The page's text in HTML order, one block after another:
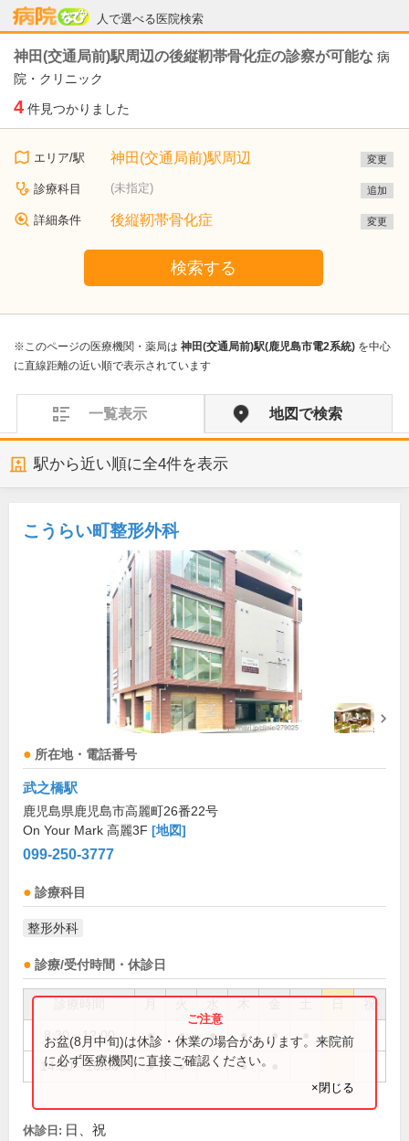
人で選べる医院検索
病院なび
神田(交通局前)駅周辺の後縦靭帯骨化症の診察が可能な 病
院・クリニック
4 件見つかりました
エリア/駅 神田(交通局前)駅周辺 変更
診療科目 (未指定) 追加
詳細条件 後縦靭帯骨化症 変更
検索する
※このページの医療機関・薬局は 神田(交通局前)駅(鹿児島市電2系統) を中心
に直線距離の近い順で表示されています
一覧表示 地図で検索
駅から近い順に全4件を表示
こうらい町整形外科
所在地・電話番号
武之橋駅
鹿児島県鹿児島市高麗町26番22号
On Your Mark 高麗3F [地図]
099-250-3777
診療科目
整形外科
診療/受付時間・休診日
祝
8:30～12:00 ● ● ● ● ●
14:30～18:00 ● ● ●
お盆(8月中旬)は休診・休業の場合があります。来院前
に必ず医療機関に直接ご確認ください。
×閉じる
休診日: 日、祝